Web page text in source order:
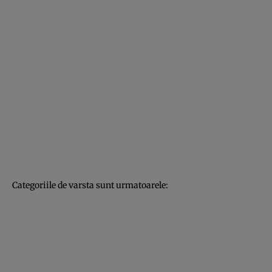
Categoriile de varsta sunt urmatoarele: